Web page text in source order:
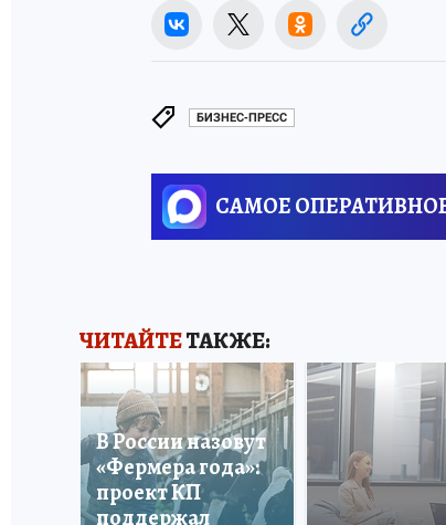
БИЗНЕС-ПРЕСС
САМОЕ
ЧИТАЙТЕТАКЖЕ:
В России назовут
«Фермера года»:
проект КП
поддержал